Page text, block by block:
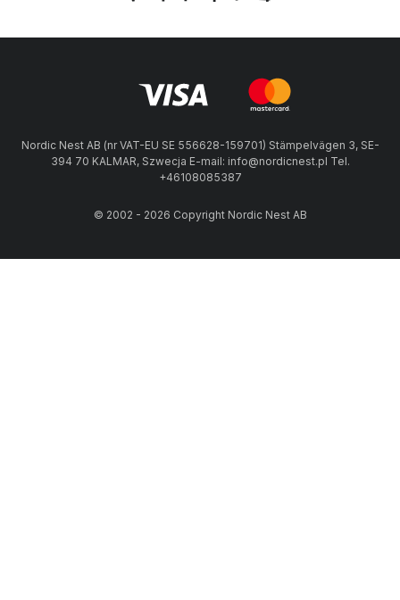
Nordic Nest AB (nr VAT-EU SE 556628-159701) Stämpelvägen 3, SE-
394 70 KALMAR, Szwecja E-mail: info@nordicnest.pl Tel.
+46108085387
© 2002 - 2026 Copyright Nordic Nest AB